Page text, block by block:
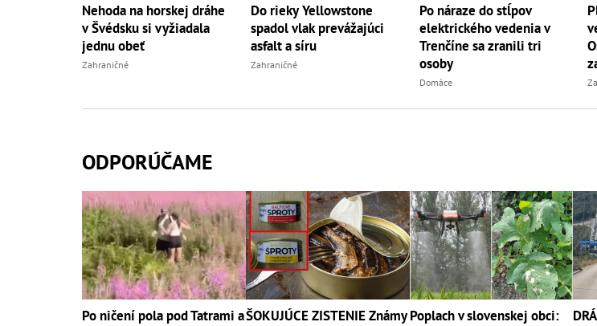
Nehoda na horskej dráhe
v Švédsku si vyžiadala
jednu obeť
Zahraničné
Do rieky Yellowstone
spadol vlak prevážajúci
asfalt a síru
Zahraničné
Po náraze do stĺpov
elektrického vedenia v
Trenčíne sa zranili tri
osoby
Domáce
ODPORÚČAME
Po ničení pola pod Tatrami aŠOKUJÚCE ZISTENIE Známy Poplach v slovenskej obci: